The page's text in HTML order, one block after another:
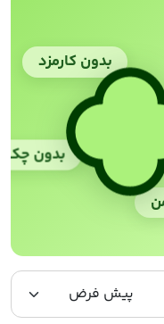
بدون کارمزد
بدون چک